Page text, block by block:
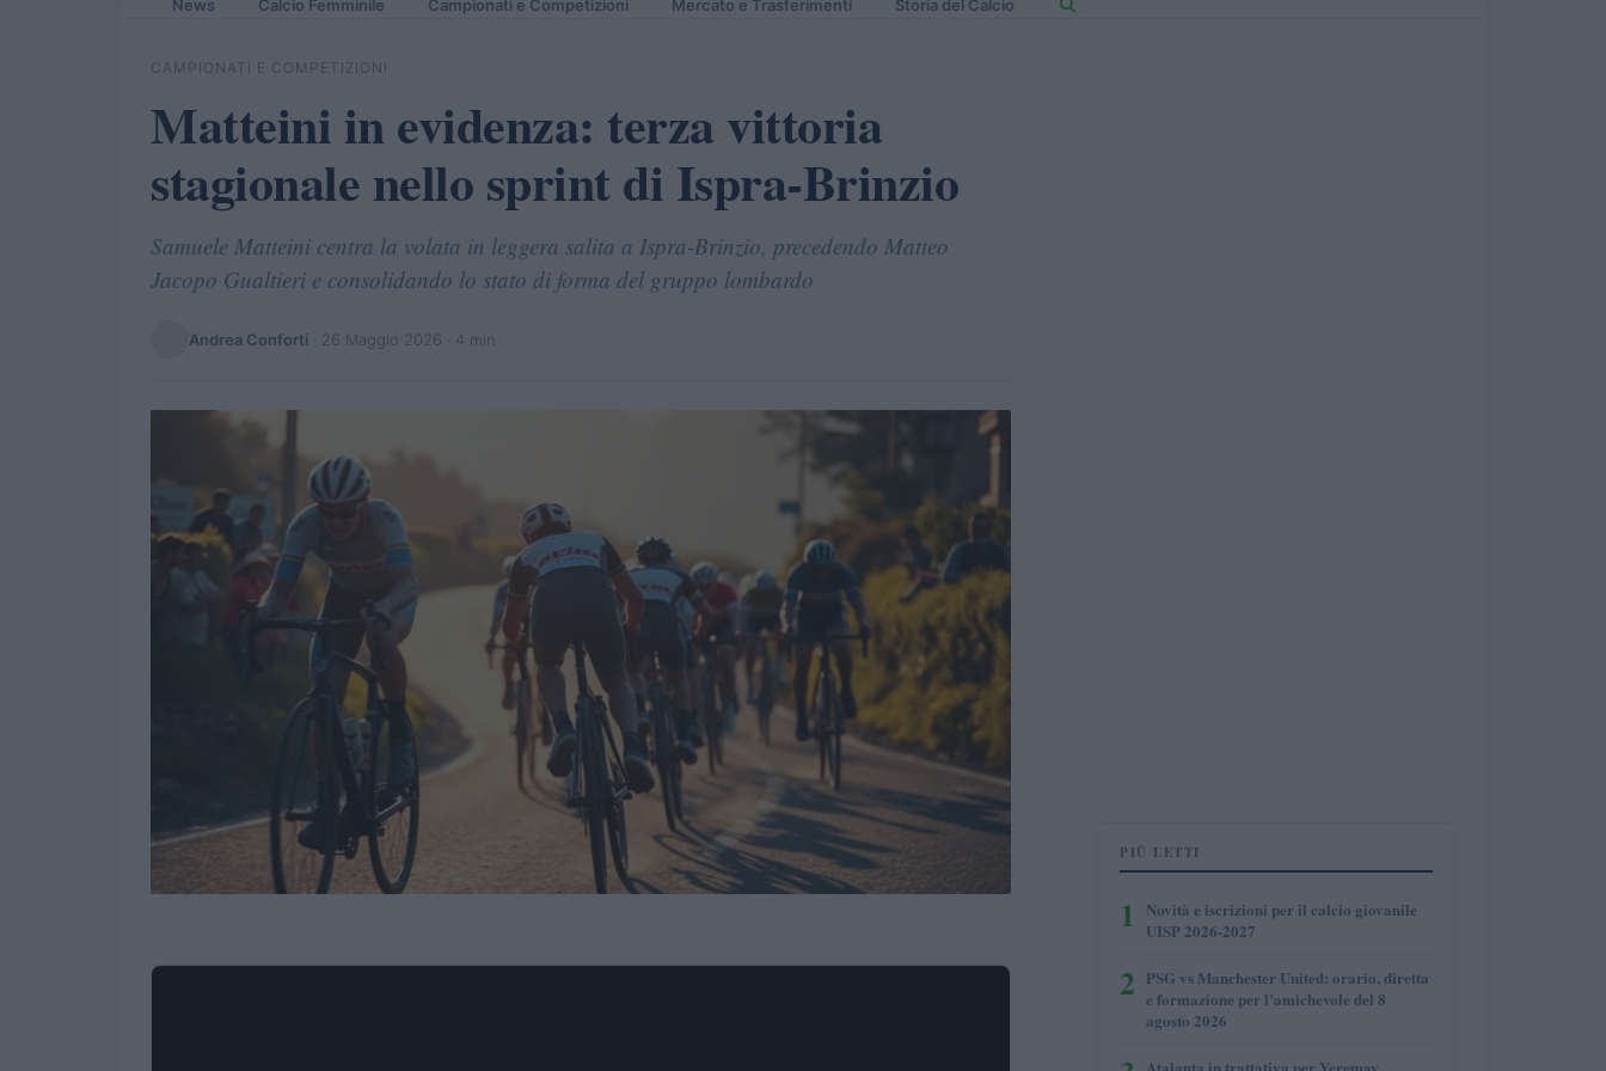
News Calcio Femminile Campionati e Competizioni Mercato e Trasferimenti Storia del Calcio
CAMPIONATI E COMPETIZIONI
Matteini in evidenza: terza vittoria
stagionale nello sprint di Ispra-Brinzio
Samuele Matteini centra la volata in leggera salita a Ispra-Brinzio, precedendo Matteo
Jacopo Gualtieri e consolidando lo stato di forma del gruppo lombardo
Andrea Conforti 26 Maggio 2026 · 4 min
PIÙ LETTI
1
Novità e iscrizioni per il calcio giovanile
UISP 2026-2027
2 PSG vs Manchester United: orario, diretta
e formazione per l’amichevole del 8
agosto 2026